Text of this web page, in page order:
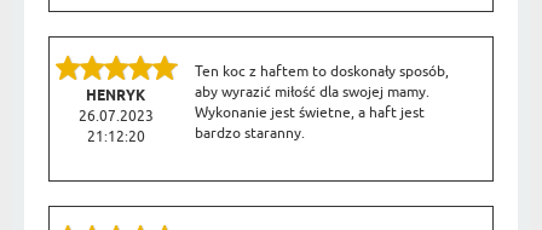
HENRYK
26.07.2023
21:12:20
Ten koc z haftem to doskonały sposób,
aby wyrazić miłość dla swojej mamy.
Wykonanie jest świetne, a haft jest
bardzo staranny.